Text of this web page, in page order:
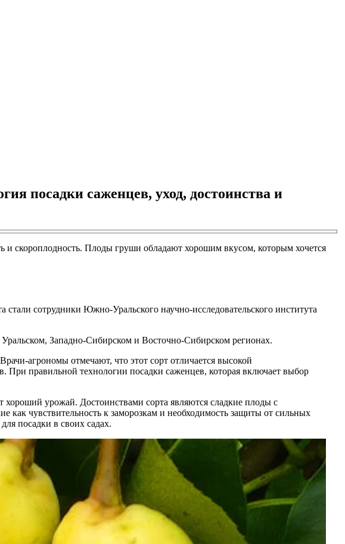
посадки саженцев, уход, достоинства и
и скороплодность. Плоды груши обладают хорошим вкусом, которым хочется
стали сотрудники Южно-Уральского научно-исследовательского института
Западно-Сибирском и Восточно-Сибирском регионах.
агрономы отмечают, что этот сорт отличается высокой
При правильной технологии посадки саженцев, которая включает выбор
хороший урожай. Достоинствами сорта являются сладкие плоды с
чувствительность к заморозкам и необходимость защиты от сильных
посадки в своих садах.